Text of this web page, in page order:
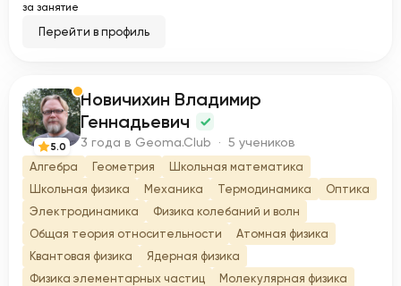
за занятие
Перейти в профиль
Н
5.0
Новичихин Владимир
Геннадьевич
3 года в Geoma.Club · 5 учеников
Алгебра Геометрия
Школьная математика
Школьная физика
Механика Термодинамика
Оптика
Электродинамика
Физика колебаний и волн
Общая теория относительности
Атомная физика
Квантовая физика
Ядерная физика
Физика элементарных частиц
Молекулярная физика